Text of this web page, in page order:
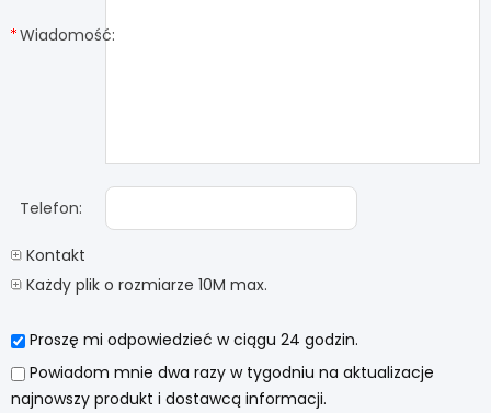
Wiadomość:
Telefon:
Kontakt
Każdy plik o rozmiarze 10M max.
Proszę mi odpowiedzieć w ciągu 24 godzin.
Powiadom mnie dwa razy w tygodniu na aktualizacje
najnowszy produkt i dostawcą informacji.